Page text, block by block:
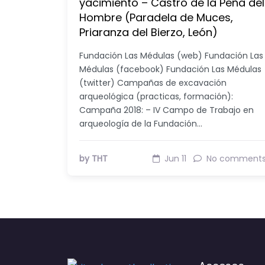
Hombre (Paradela de Muces,
Priaranza del Bierzo, León)
Fundación Las Médulas (web) Fundación Las
Médulas (facebook) Fundación Las Médulas
(twitter) Campañas de excavación
arqueológica (practicas, formación):
Campaña 2018: – IV Campo de Trabajo en
arqueología de la Fundación…
by THT Jun 11 No